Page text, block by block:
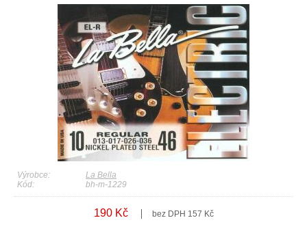
Výrobce:
La Bella
Kód:
bh-m-1229
190 Kč bez DPH 157 Kč